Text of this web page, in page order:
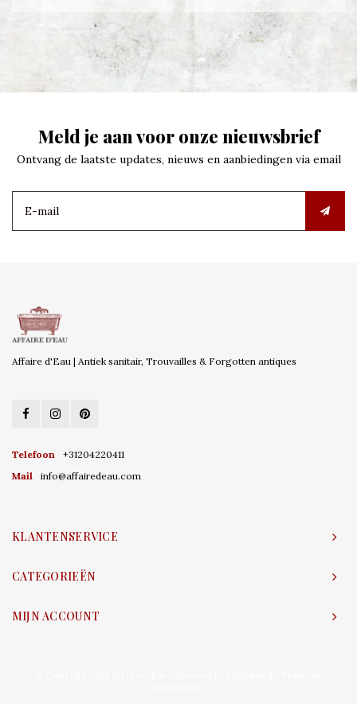
Meld je aan voor onze nieuwsbrief
Ontvang de laatste updates, nieuws en aanbiedingen via email
Affaire d'Eau | Antiek sanitair, Trouvailles & Forgotten antiques
Telefoon
+31204220411
Mail
info@affairedeau.com
KLANTENSERVICE
CATEGORIEËN
MIJN ACCOUNT